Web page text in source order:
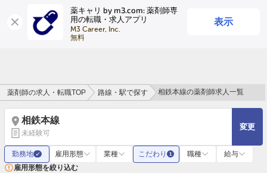
薬キャリ by m3.com: 薬剤師専
用の転職・求人アプリ
M3 Career, Inc.
無料
表示
ログイン
薬剤師の求人・転職TOP 路線・駅で探す 相鉄本線の薬剤師求人一覧
相鉄本線
未経験可
変更
勤務地 ✓ 雇用形態 業種 こだわり 1 職種
給与
雇用形態を絞り込む